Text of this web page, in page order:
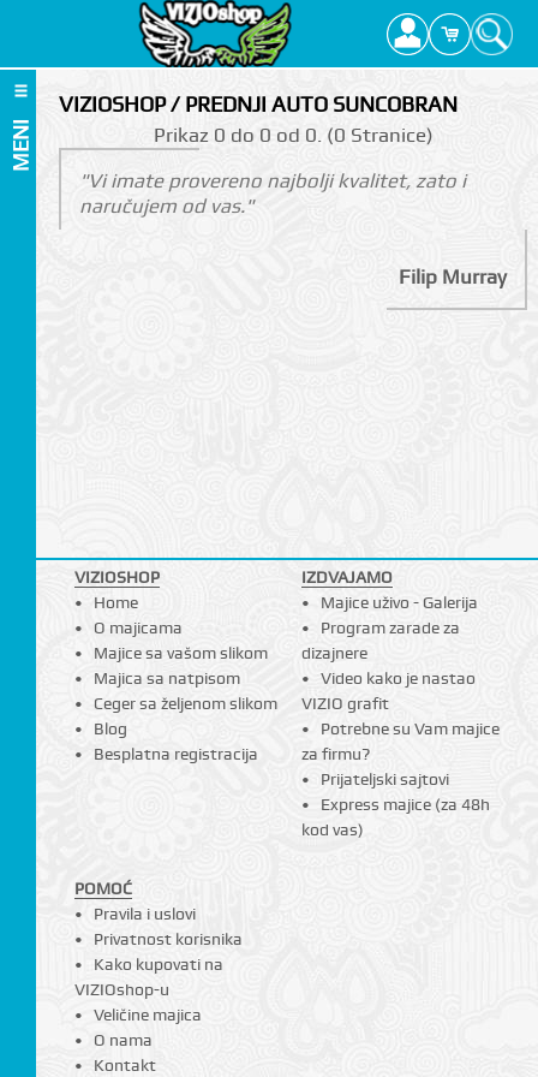
MENI
VIZIOSHOP / PREDNJI AUTO SUNCOBRAN
Prikаz 0 do 0 оd 0. (0 Strаnicе)
"Vi imate provereno najbolji kvalitet, zato i
naručujem od vas."
Filip Murray
VIZIOSHOP
Home
O majicama
Majice sa vašom slikom
Majica sa natpisom
Ceger sa željenom slikom
Blog
Besplatna registracija
IZDVAJAMO
Majice uživo - Galerija
Program zarade za
dizajnere
Video kako je nastao
VIZIO grafit
Potrebne su Vam majice
za firmu?
Prijateljski sajtovi
Express majice (za 48h
kod vas)
POMOĆ
Pravila i uslovi
Privatnost korisnika
Kako kupovati na
VIZIOshop-u
Veličine majica
O nama
Kontakt